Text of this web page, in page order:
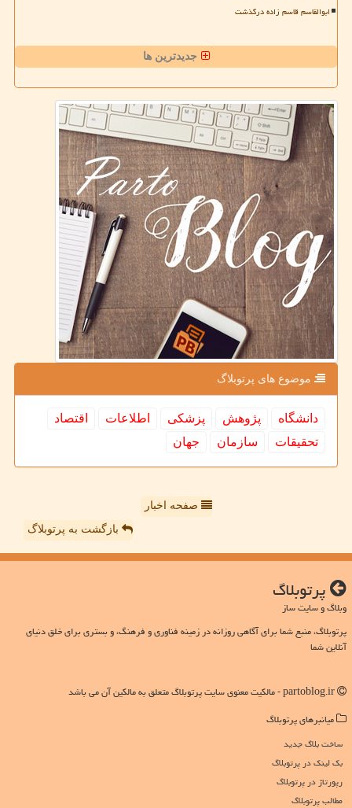
ابوالقاسم قاسم زاده درگذشت
جدیدترین ها
موضوع های پرتوبلاگ
دانشگاه پژوهش پزشكی اطلاعات
اقتصاد
تحقیقات
سازمان جهان
صفحه اخبار
بازگشت به پرتوبلاگ
پرتوبلاگ
وبلاگ و سایت ساز
پرتوبلاگ، منبع شما برای آگاهی روزانه در زمینه فناوری و فرهنگ، و بستری برای خلق دنیای
آنلاین شما
میانبرهای پرتوبلاگ
ساخت بلاگ جدید
بک لینک در پرتوبلاگ
رپورتاژ در پرتوبلاگ
مطالب پرتوبلاگ